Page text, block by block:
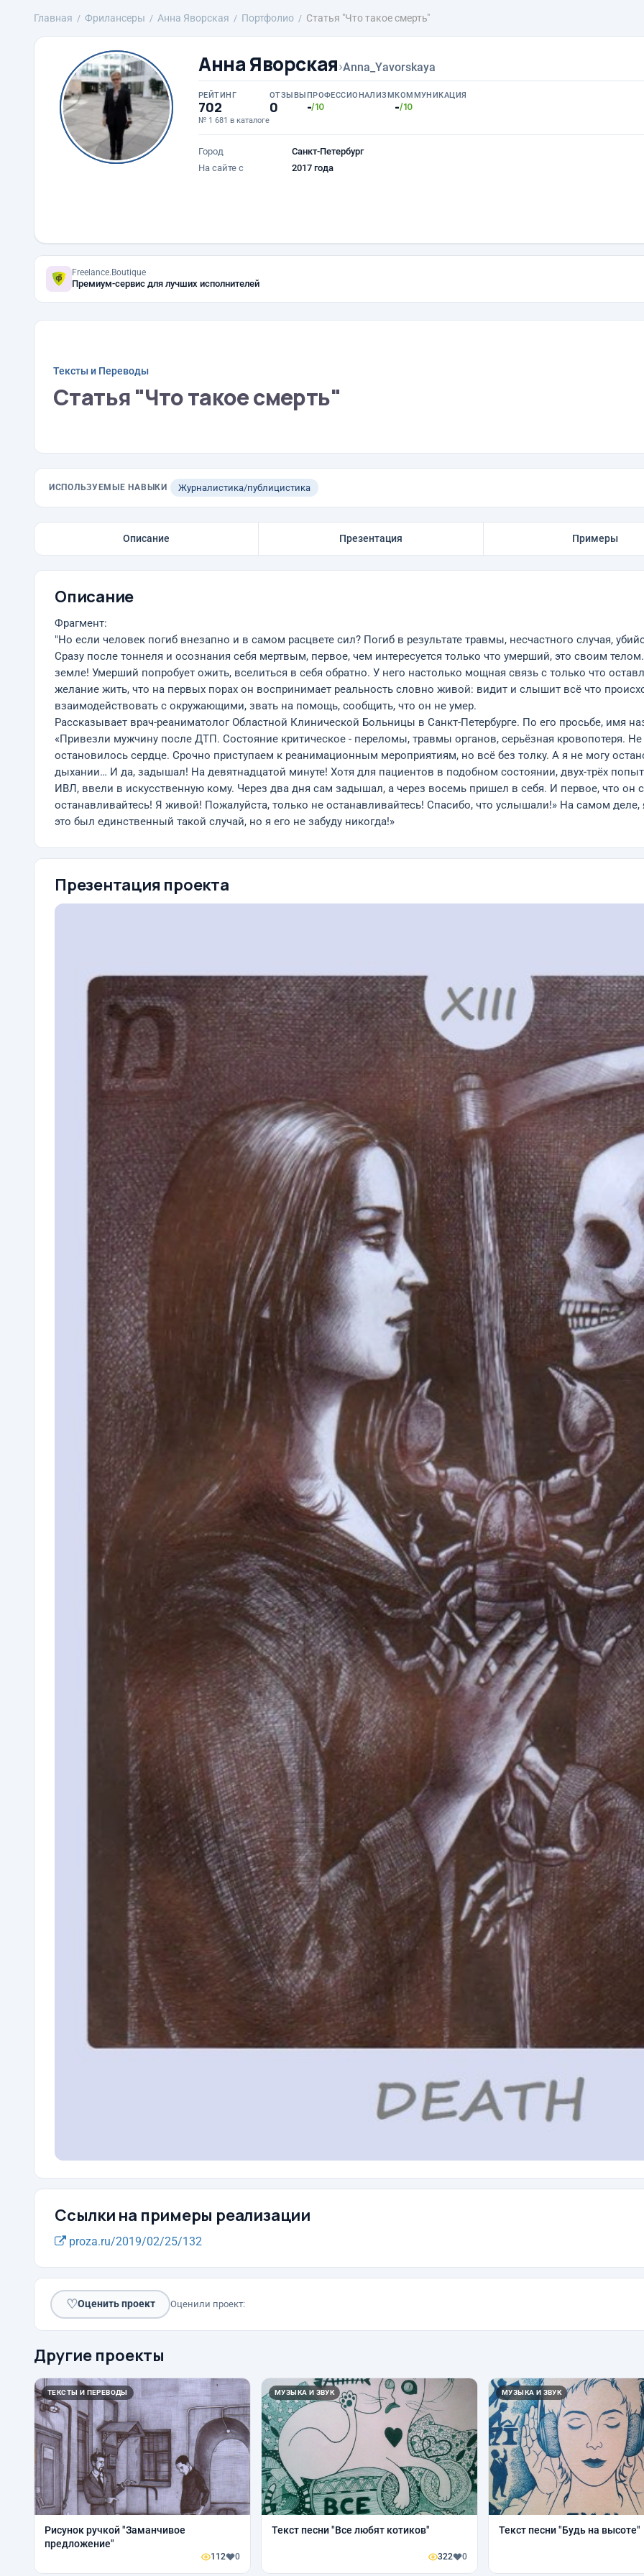
Главная Фрилансеры Анна Яворская Портфолио Статья "Что такое смерть"
Анна Яворская›Anna_Yavorskaya
РЕЙТИНГ
702
№ 1 681 в каталоге
ОТЗЫВЫ
0
ПРОФЕССИОНАЛИЗМ
-/10
КОММУНИКАЦИЯ
-/10
Город
Санкт-Петербург
На сайте с
2017 года
Freelance.Boutique
Премиум-сервис для лучших исполнителей
Тексты и Переводы
Статья "Что такое смерть"
ИСПОЛЬЗУЕМЫЕ НАВЫКИ Журналистика/публицистика
Описание Презентация Примеры
Описание
Фрагмент:
"Но если человек погиб внезапно и в самом расцвете сил? Погиб в результате травмы, несчастного случая,
Сразу после тоннеля и осознания себя мертвым, первое, чем интересуется только что умерший, это своим
земле! Умерший попробует ожить, вселиться в себя обратно. У него настолько мощная связь с только что
желание жить, что на первых порах он воспринимает реальность словно живой: видит и слышит всё что
взаимодействовать с окружающими, звать на помощь, сообщить, что он не умер.
Рассказывает врач-реаниматолог Областной Клинической Больницы в Санкт-Петербурге. По его просьбе, имя
«Привезли мужчину после ДТП. Состояние критическое - переломы, травмы органов, серьёзная кровопотеря. Не
остановилось сердце. Срочно приступаем к реанимационным мероприятиям, но всё без толку. А я не могу
дыхании… И да, задышал! На девятнадцатой минуте! Хотя для пациентов в подобном состоянии, двух-трёх
ИВЛ, ввели в искусственную кому. Через два дня сам задышал, а через восемь пришел в себя. И первое, что он
останавливайтесь! Я живой! Пожалуйста, только не останавливайтесь! Спасибо, что услышали!» На самом
это был единственный такой случай, но я его не забуду никогда!»
Презентация проекта
Ссылки на примеры реализации
proza.ru/2019/02/25/132
♡Оценить проект Оценили проект:
Другие проекты
ТЕКСТЫ И ПЕРЕВОДЫ
Рисунок ручкой "Заманчивое
предложение"
112 0
МУЗЫКА И ЗВУК
Текст песни "Все любят котиков"
322 0
МУЗЫКА И ЗВУК
Текст песни "Будь на высоте"